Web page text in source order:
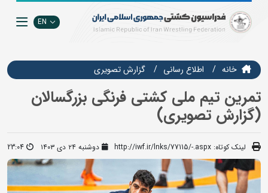
EN
خانه اطلاع رسانی گزارش تصويري
تمرین تیم ملی کشتی فرنگی بزرگسالان
(گزارش تصویری)
لینک کوتاه: http://iwf.ir/lnks/77115/-.aspx دوشنبه ۲۴ دی ۱۴۰۳ 23:04